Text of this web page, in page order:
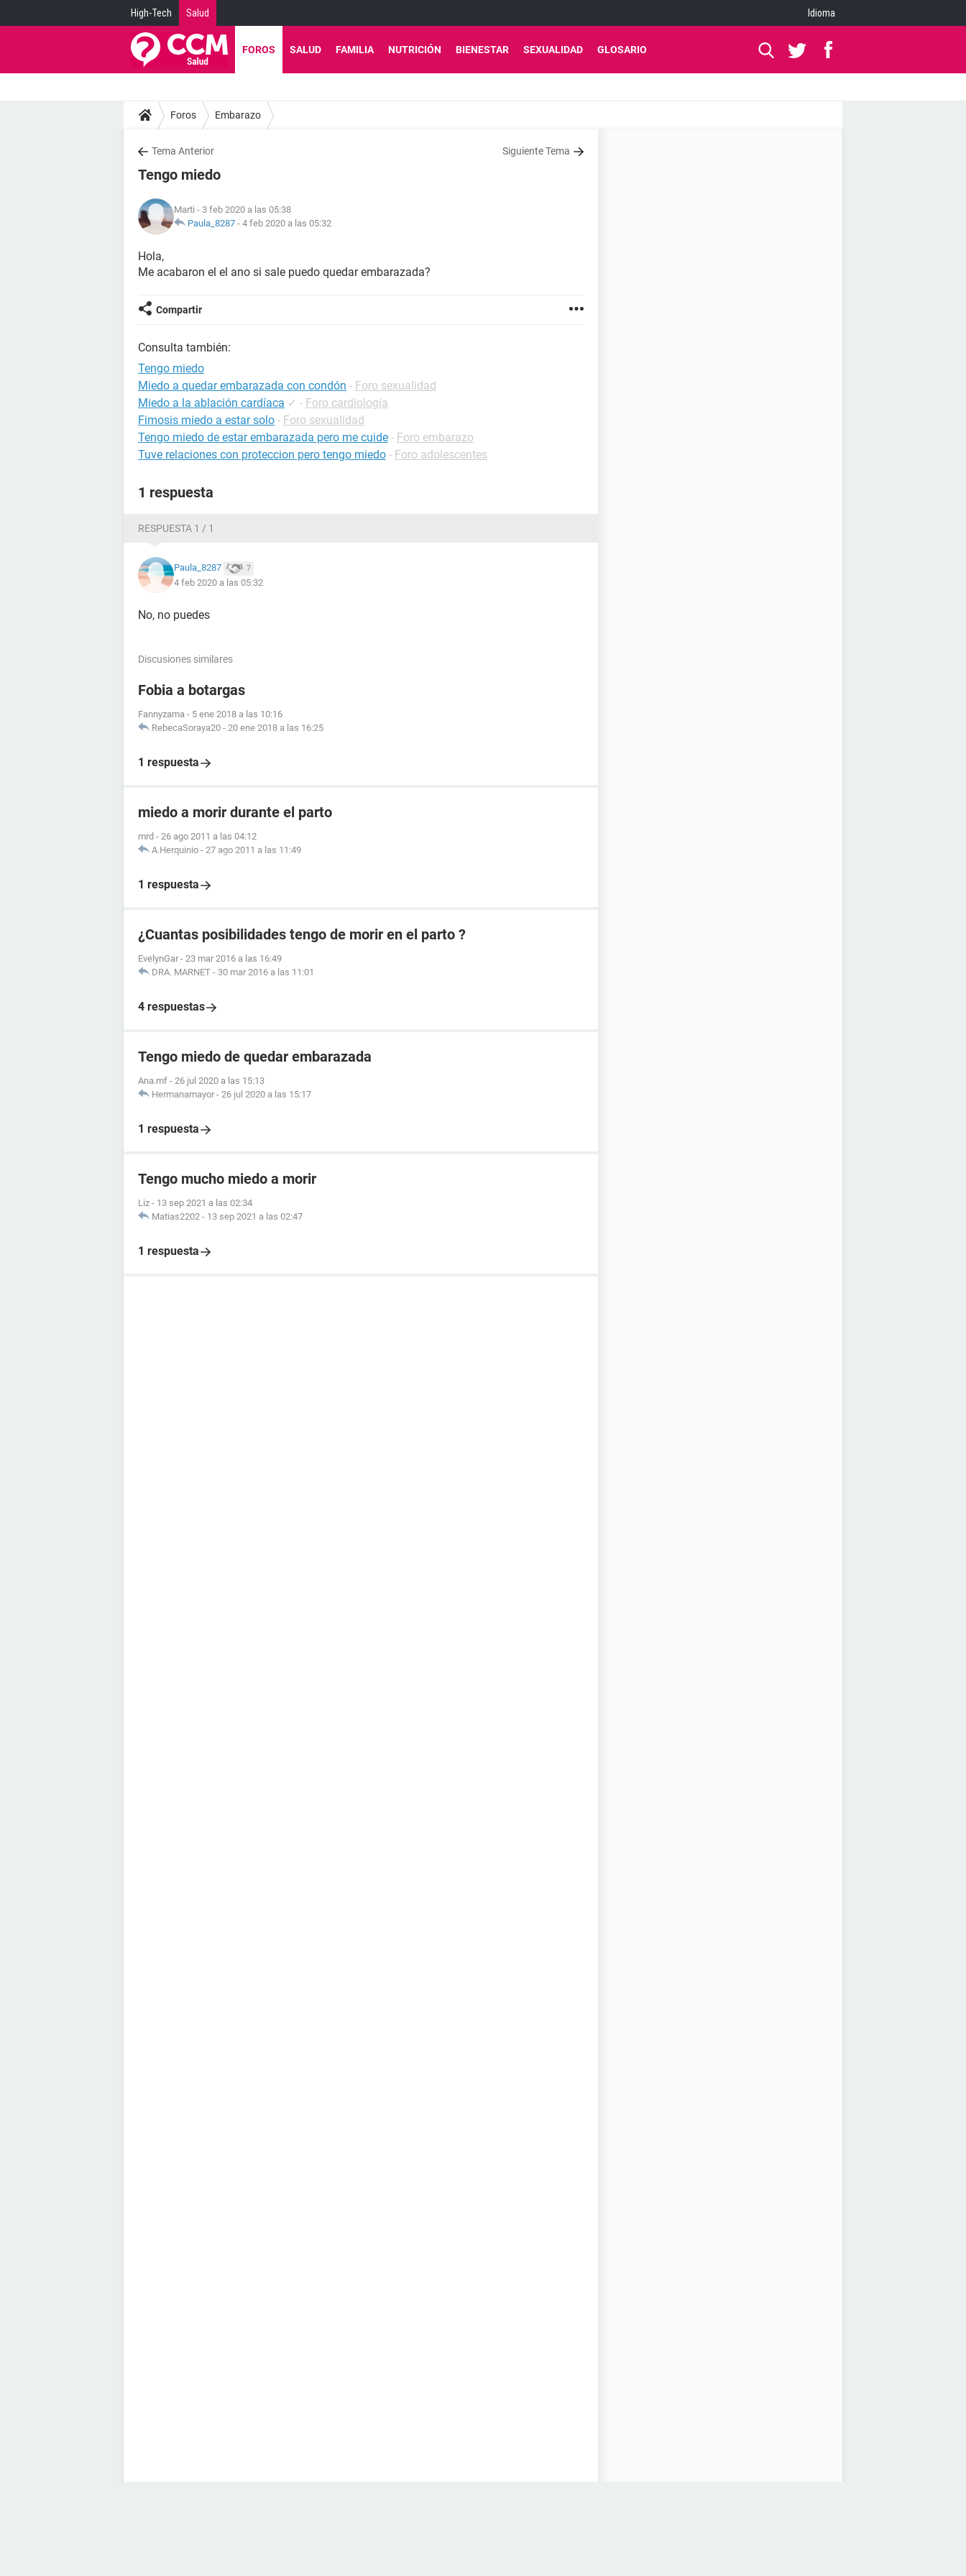
High-Tech Salud Idioma
FOROS SALUD FAMILIA NUTRICIÓN BIENESTAR SEXUALIDAD GLOSARIO
Foros Embarazo
Tema Anterior Siguiente Tema
Tengo miedo
Marti - 3 feb 2020 a las 05:38
Paula_8287 - 4 feb 2020 a las 05:32
Hola,
Me acabaron el el ano si sale puedo quedar embarazada?
Compartir
Consulta también:
Tengo miedo
Miedo a quedar embarazada con condón - Foro sexualidad
Miedo a la ablación cardíaca ✓ - Foro cardiología
Fimosis miedo a estar solo - Foro sexualidad
Tengo miedo de estar embarazada pero me cuide - Foro embarazo
Tuve relaciones con proteccion pero tengo miedo - Foro adolescentes
1 respuesta
RESPUESTA 1 / 1
Paula_8287 7
4 feb 2020 a las 05:32
No, no puedes
Discusiones similares
Fobia a botargas
Fannyzama - 5 ene 2018 a las 10:16
RebecaSoraya20 - 20 ene 2018 a las 16:25
1 respuesta
miedo a morir durante el parto
mrd - 26 ago 2011 a las 04:12
A.Herquinio - 27 ago 2011 a las 11:49
1 respuesta
¿Cuantas posibilidades tengo de morir en el parto ?
EvelynGar - 23 mar 2016 a las 16:49
DRA. MARNET - 30 mar 2016 a las 11:01
4 respuestas
Tengo miedo de quedar embarazada
Ana.mf - 26 jul 2020 a las 15:13
Hermanamayor - 26 jul 2020 a las 15:17
1 respuesta
Tengo mucho miedo a morir
Liz - 13 sep 2021 a las 02:34
Matias2202 - 13 sep 2021 a las 02:47
1 respuesta